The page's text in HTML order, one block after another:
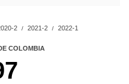
2 2021-2
2022-1
COLOMBIA